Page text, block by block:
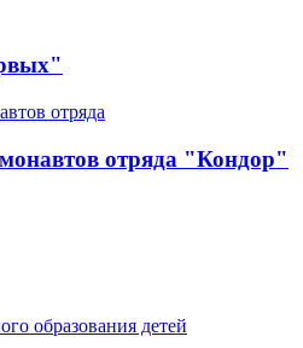
отряда "Кондор"